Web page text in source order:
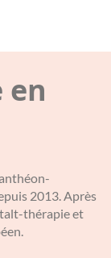
en
2013. Après
thérapie et